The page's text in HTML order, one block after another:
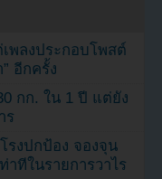
พลงประกอบโพสต์
อีกครั้ง
กก. ใน 1 ปี แต่ยัง
ร
รงปกป้อง จองจุน
ทีในรายการวาไร